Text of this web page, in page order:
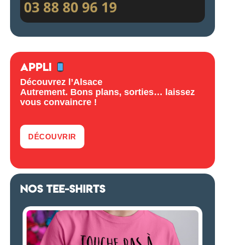
APPLI
Découvrez l’Alsace
Autrement. Bons plans, sorties… laissez
vous convaincre !
DÉCOUVRIR
NOS TEE-SHIRTS